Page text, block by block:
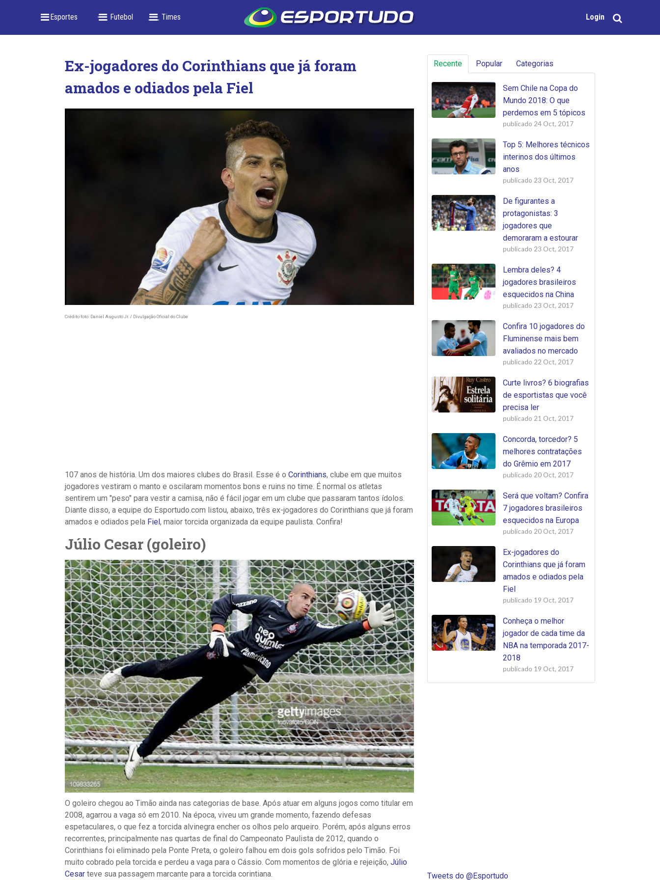
_ Esportes -- _ Futebol ___ Times Login
Ex-jogadores do Corinthians que já foram
amados e odiados pela Fiel
Crédito foto: Daniel Augusto Jr. / Divulgação Oficial do Clube
107 anos de história. Um dos maiores clubes do Brasil. Esse é o Corinthians, clube em que muitos
jogadores vestiram o manto e oscilaram momentos bons e ruins no time. É normal os atletas
sentirem um "peso" para vestir a camisa, não é fácil jogar em um clube que passaram tantos ídolos.
Diante disso, a equipe do Esportudo.com listou, abaixo, três ex-jogadores do Corinthians que já foram
amados e odiados pela Fiel, maior torcida organizada da equipe paulista. Confira!
Júlio Cesar (goleiro)
O goleiro chegou ao Timão ainda nas categorias de base. Após atuar em alguns jogos como titular em
2008, agarrou a vaga só em 2010. Na época, viveu um grande momento, fazendo defesas
espetaculares, o que fez a torcida alvinegra encher os olhos pelo arqueiro. Porém, após alguns erros
recorrentes, principalmente nas quartas de final do Campeonato Paulista de 2012, quando o
Corinthians foi eliminado pela Ponte Preta, o goleiro falhou em dois gols sofridos pelo Timão. Foi
muito cobrado pela torcida e perdeu a vaga para o Cássio. Com momentos de glória e rejeição, Júlio
Cesar teve sua passagem marcante para a torcida corintiana.
Recente Popular Categorias
Sem Chile na Copa do
Mundo 2018: O que
perdemos em 5 tópicos
publicado 24 Oct, 2017
Top 5: Melhores técnicos
interinos dos últimos
anos
publicado 23 Oct, 2017
De figurantes a
protagonistas: 3
jogadores que
demoraram a estourar
publicado 23 Oct, 2017
Lembra deles? 4
jogadores brasileiros
esquecidos na China
publicado 23 Oct, 2017
Confira 10 jogadores do
Fluminense mais bem
avaliados no mercado
publicado 22 Oct, 2017
Curte livros? 6 biografias
de esportistas que você
precisa ler
publicado 21 Oct, 2017
Concorda, torcedor? 5
melhores contratações
do Grêmio em 2017
publicado 20 Oct, 2017
Será que voltam? Confira
7 jogadores brasileiros
esquecidos na Europa
publicado 20 Oct, 2017
Ex-jogadores do
Corinthians que já foram
amados e odiados pela
Fiel
publicado 19 Oct, 2017
Conheça o melhor
jogador de cada time da
NBA na temporada 2017-
2018
publicado 19 Oct, 2017
Tweets do @Esportudo